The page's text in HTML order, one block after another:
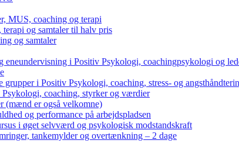
MUS, coaching og terapi
terapi og samtaler til halv pris
og samtaler
eneundervisning i Positiv Psykologi, coachingpsykologi og
grupper i Positiv Psykologi, coaching, stress- og
coaching, styrker og værdier
(mænd er også velkomne)
og performance på arbejdspladsen
i øget selvværd og psykologisk modstandskraft
tankemylder og overtænkning – 2 dage